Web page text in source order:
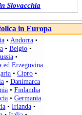
Slovacchia
in Europa
• Andorra •
• Belgio •
•
ed Erzegovina
• Cipro •
• Danimarca
• Finlandia
• Germania
• Irlanda •